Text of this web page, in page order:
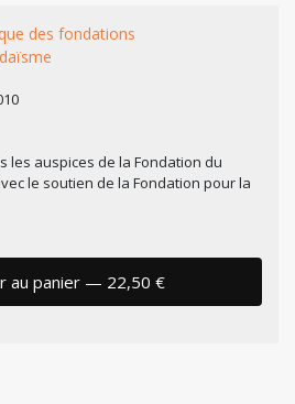
des fondations
les auspices de la Fondation du
le soutien de la Fondation pour la
au panier — 22,50 €